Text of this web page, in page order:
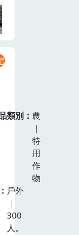
類別
農
｜
特
用
作
物
戶外
｜
300
人。